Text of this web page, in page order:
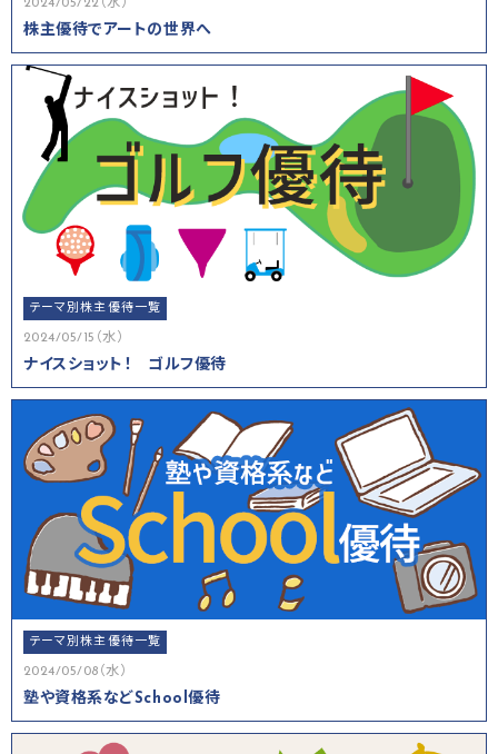
2024/05/22（水）
株主優待でアートの世界へ
テーマ別株主優待一覧
2024/05/15（水）
ナイスショット！ ゴルフ優待
テーマ別株主優待一覧
2024/05/08（水）
塾や資格系などSchool優待